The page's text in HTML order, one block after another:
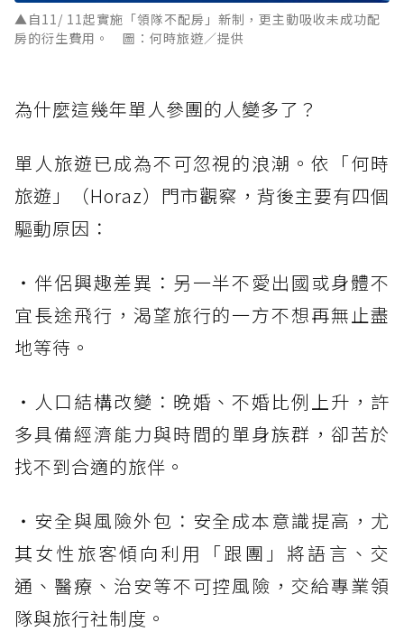
▲自11/ 11起實施「領隊不配房」新制，更主動吸收未成功配
房的衍生費用。 圖：何時旅遊／提供
為什麼這幾年單人參團的人變多了？
單人旅遊已成為不可忽視的浪潮。依「何時
旅遊」（Horaz）門市觀察，背後主要有四個
驅動原因：
・伴侶興趣差異：另一半不愛出國或身體不
宜長途飛行，渴望旅行的一方不想再無止盡
地等待。
・人口結構改變：晚婚、不婚比例上升，許
多具備經濟能力與時間的單身族群，卻苦於
找不到合適的旅伴。
・安全與風險外包：安全成本意識提高，尤
其女性旅客傾向利用「跟團」將語言、交
通、醫療、治安等不可控風險，交給專業領
隊與旅行社制度。